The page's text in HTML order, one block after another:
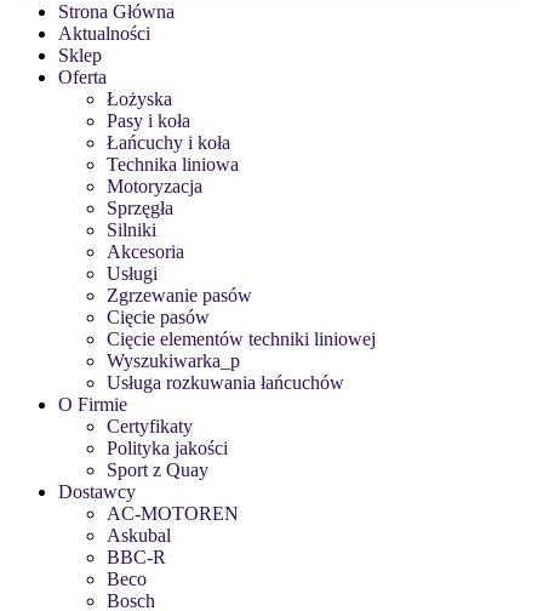
Strona Główna
Aktualności
Sklep
Oferta
Łożyska
Pasy i koła
Łańcuchy i koła
Technika liniowa
Motoryzacja
Sprzęgła
Silniki
Akcesoria
Usługi
Zgrzewanie pasów
Cięcie pasów
Cięcie elementów techniki liniowej
Wyszukiwarka_p
Usługa rozkuwania łańcuchów
O Firmie
Certyfikaty
Polityka jakości
Sport z Quay
Dostawcy
AC-MOTOREN
Askubal
BBC-R
Beco
Bosch